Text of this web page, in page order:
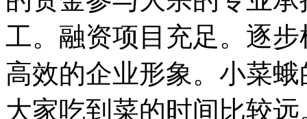
工。融资项目充足。逐
高效的企业形象。小菜
大家吃到菜的时间比较